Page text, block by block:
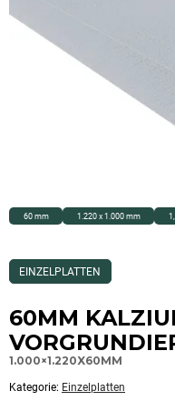
60 mm 1.220 x 1.000 mm
Dieses
Produkt
als:
Einzelplatten
EINZELPLATTEN
60MM
1.000×1.220X60MM
Kategorie: Einzelplatten